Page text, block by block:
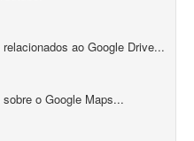
ao Google Drive...
o Google Maps...